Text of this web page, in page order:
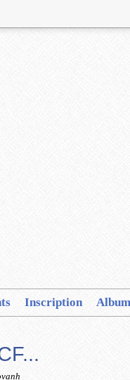
Inscription